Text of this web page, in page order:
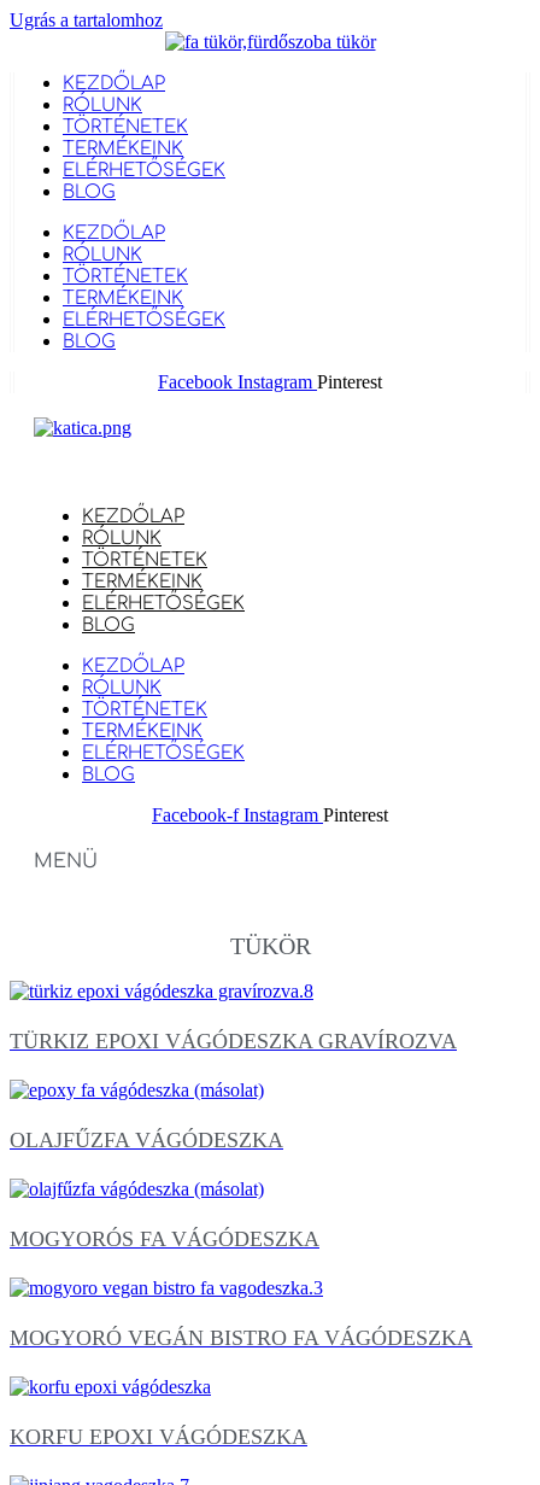
Ugrás a tartalomhoz
KEZDŐLAP
RÓLUNK
TÖRTÉNETEK
TERMÉKEINK
ELÉRHETŐSÉGEK
BLOG
KEZDŐLAP
RÓLUNK
TÖRTÉNETEK
TERMÉKEINK
ELÉRHETŐSÉGEK
BLOG
Facebook Instagram Pinterest
KEZDŐLAP
RÓLUNK
TÖRTÉNETEK
TERMÉKEINK
ELÉRHETŐSÉGEK
BLOG
KEZDŐLAP
RÓLUNK
TÖRTÉNETEK
TERMÉKEINK
ELÉRHETŐSÉGEK
BLOG
Facebook-f Instagram Pinterest
MENÜ
TÜKÖR
TÜRKIZ EPOXI VÁGÓDESZKA GRAVÍROZVA
OLAJFŰZFA VÁGÓDESZKA
MOGYORÓS FA VÁGÓDESZKA
MOGYORÓ VEGÁN BISTRO FA VÁGÓDESZKA
KORFU EPOXI VÁGÓDESZKA